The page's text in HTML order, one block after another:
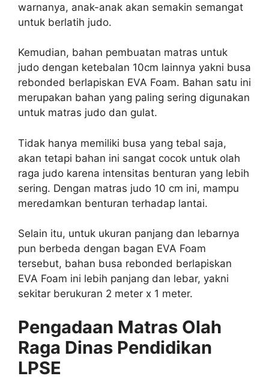
warnanya, anak-anak akan semakin semangat
untuk berlatih judo.
Kemudian, bahan pembuatan matras untuk
judo dengan ketebalan 10cm lainnya yakni busa
rebonded berlapiskan EVA Foam. Bahan satu ini
merupakan bahan yang paling sering digunakan
untuk matras judo dan gulat.
Tidak hanya memiliki busa yang tebal saja,
akan tetapi bahan ini sangat cocok untuk olah
raga judo karena intensitas benturan yang lebih
sering. Dengan matras judo 10 cm ini, mampu
meredamkan benturan terhadap lantai.
Selain itu, untuk ukuran panjang dan lebarnya
pun berbeda dengan bagan EVA Foam
tersebut, bahan busa rebonded berlapiskan
EVA Foam ini lebih panjang dan lebar, yakni
sekitar berukuran 2 meter x 1 meter.
Pengadaan Matras Olah
Raga Dinas Pendidikan
LPSE